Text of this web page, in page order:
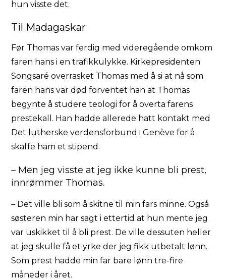
hun visste det.
Til Madagaskar
Før Thomas var ferdig med videregående omkom
faren hans i en trafikkulykke. Kirkepresidenten
Songsaré overrasket Thomas med å si at nå som
faren hans var død forventet han at Thomas
begynte å studere teologi for å overta farens
prestekall. Han hadde allerede hatt kontakt med
Det lutherske verdensforbund i Genève for å
skaffe ham et stipend.
– Men jeg visste at jeg ikke kunne bli prest,
innrømmer Thomas.
– Det ville bli som å skitne til min fars minne. Også
søsteren min har sagt i ettertid at hun mente jeg
var uskikket til å bli prest. De ville dessuten heller
at jeg skulle få et yrke der jeg fikk utbetalt lønn.
Som prest hadde min far bare lønn tre-fire
måneder i året.